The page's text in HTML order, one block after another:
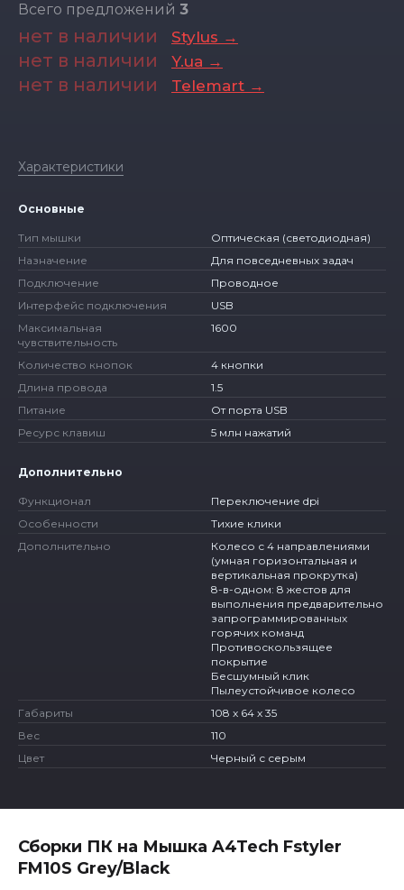
Всего предложений 3
нет в наличии Stylus →
нет в наличии Y.ua →
нет в наличии Telemart →
Характеристики
Основные
Тип мышки
Оптическая (светодиодная)
Назначение
Для повседневных задач
Подключение
Проводное
Интерфейс подключения
USB
Максимальная
чувствительность
1600
Количество кнопок
4 кнопки
Длина провода
1.5
Питание
От порта USB
Ресурс клавиш
5 млн нажатий
Дополнительно
Функционал
Переключение dpi
Особенности
Тихие клики
Дополнительно
Колесо с 4 направлениями
(умная горизонтальная и
вертикальная прокрутка)
8-в-одном: 8 жестов для
выполнения предварительно
запрограммированных
горячих команд
Противоскользящее
покрытие
Бесшумный клик
Пылеустойчивое колесо
Габариты
108 x 64 x 35
Вес
110
Цвет
Черный с серым
Сборки ПК на Мышка A4Tech Fstyler
FM10S Grey/Black